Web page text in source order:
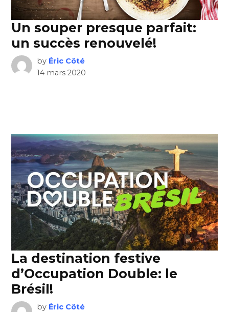
Un souper presque parfait:
un succès renouvelé!
by Éric Côté
14 mars 2020
La destination festive
d’Occupation Double: le
Brésil!
by Éric Côté